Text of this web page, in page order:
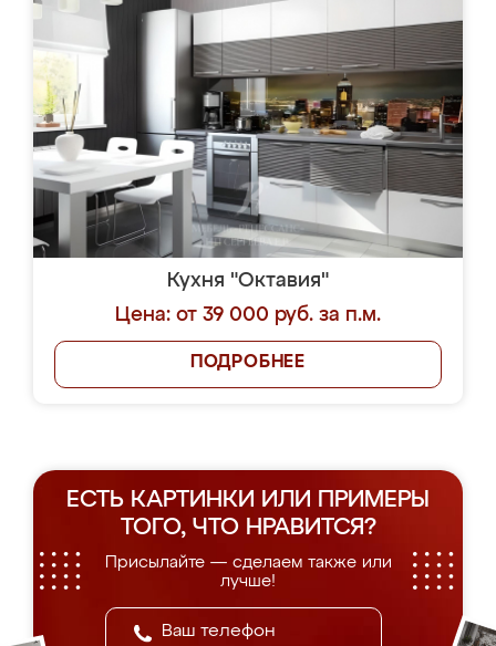
Кухня "Милена"
Цена: от 38 000 руб. за п.м.
ПОДРОБНЕЕ